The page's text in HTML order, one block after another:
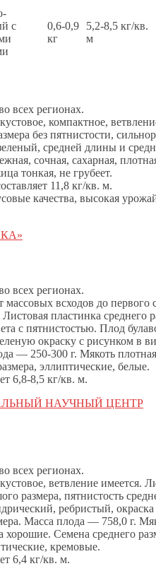
с
0,6-0,9
кг
5,2-8,5 кг/кв.
м
всех регионах.
компактное,
без пятнистости,
средней длины и
сочная, сахарная,
тонкая, не грубеет.
11,8 кг/кв. м.
качества, высокая
всех регионах.
всходов до первого
пластинка среднего
с пятнистостью. Плод
окраску с рисунком в
— 250-300 г. Мякоть
эллиптические, белые.
6,8-8,5 кг/кв. м.
НАУЧНЫЙ ЦЕНТР
всех регионах.
ветвление имеется.
размера, пятнистость
ребристый,
Масса плода — 758,0 г.
хорошие. Семена среднего
кремовые.
6,4 кг/кв. м.